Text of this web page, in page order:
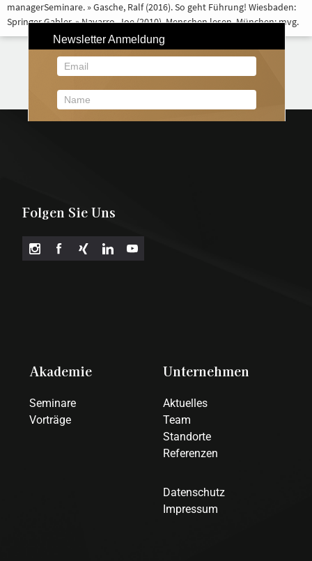
managerSeminare. » Gasche, Ralf (2016). So geht Führung! Wiesbaden:
Springer Gabler. » Navarro, Joe (2010). Menschen lesen. München: mvg.
Folgen Sie Uns
Akademie
Seminare
Vorträge
Unternehmen
Aktuelles
Team
Standorte
Referenzen
Datenschutz
Impressum